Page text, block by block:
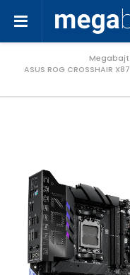
ASUS ROG CROSSHAIR